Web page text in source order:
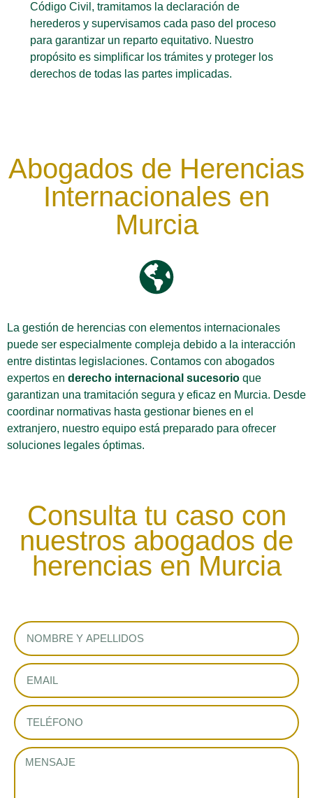
Código Civil, tramitamos la declaración de
herederos y supervisamos cada paso del proceso
para garantizar un reparto equitativo. Nuestro
propósito es simplificar los trámites y proteger los
derechos de todas las partes implicadas.
Abogados de Herencias
Internacionales en
Murcia
La gestión de herencias con elementos internacionales
puede ser especialmente compleja debido a la interacción
entre distintas legislaciones. Contamos con abogados
expertos en derecho internacional sucesorio que
garantizan una tramitación segura y eficaz en Murcia. Desde
coordinar normativas hasta gestionar bienes en el
extranjero, nuestro equipo está preparado para ofrecer
soluciones legales óptimas.
Consulta tu caso con
nuestros abogados de
herencias en Murcia